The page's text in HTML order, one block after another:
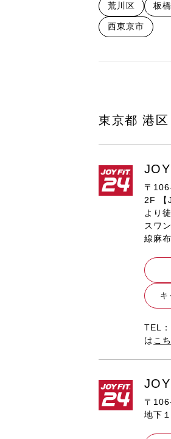
荒川区 板
西東京市
東京都 港区
〒
2F 【
より
スワ
線麻
キ
TEL
は こ
〒
地下